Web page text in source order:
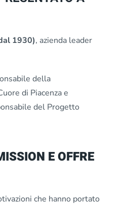
1930), azienda leader
della
di Piacenza e
del Progetto
E OFFRE
che hanno portato